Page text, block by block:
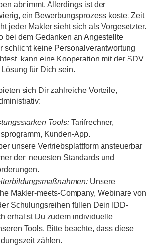
abnimmt. Allerdings ist der
ein Bewerbungsprozess kostet Zeit
jeder Makler sieht sich als Vorgesetzter.
bei dem Gedanken an Angestellte
schlicht keine Personalverantwortung
kann eine Kooperation mit der SDV
für Dich sein.
sich Dir zahlreiche Vorteile,
Tools: Tarifrechner,
Kunden-App.
unsere Vertriebsplattform ansteuerbar
den neuesten Standards und
Unsere
Makler-meets-Company, Webinare von
Schulungsreihen füllen Dein IDD-
erhältst Du zudem individuelle
Tools. Bitte beachte, dass diese
zählen.